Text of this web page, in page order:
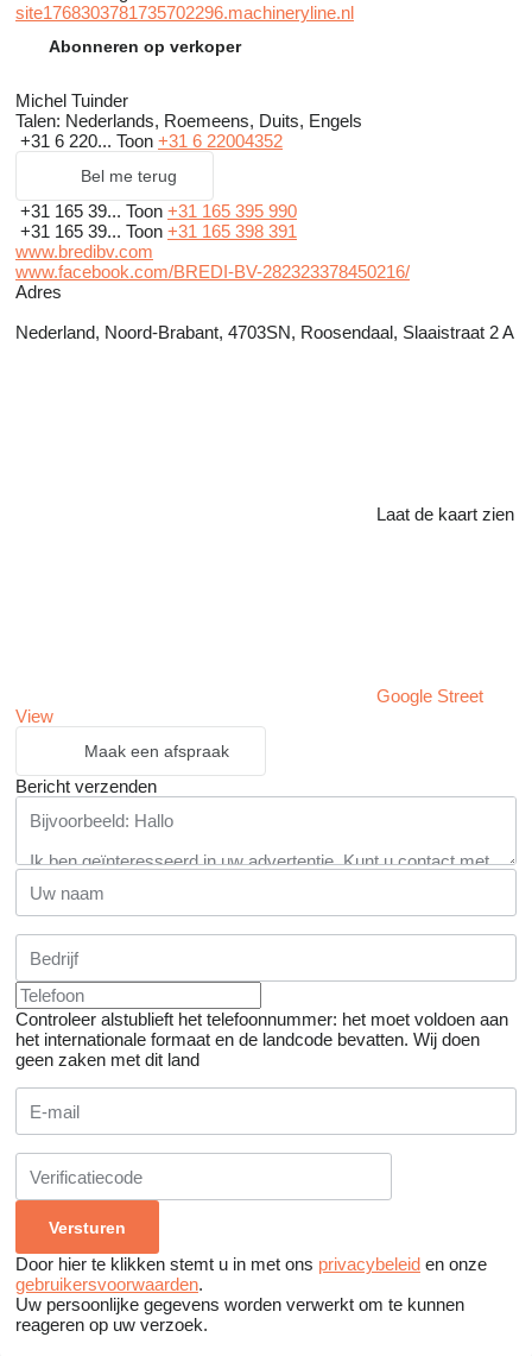
site1768303781735702296.machineryline.nl
Abonneren op verkoper
Michel Tuinder
Talen: Nederlands, Roemeens, Duits, Engels
+31 6 220... Toon +31 6 22004352
Bel me terug
+31 165 39... Toon +31 165 395 990
+31 165 39... Toon +31 165 398 391
www.bredibv.com
www.facebook.com/BREDI-BV-282323378450216/
Adres
Nederland, Noord-Brabant, 4703SN, Roosendaal, Slaaistraat 2 A
Laat de kaart zien
Google Street
View
Maak een afspraak
Bericht verzenden
Controleer alstublieft het telefoonnummer: het moet voldoen aan
het internationale formaat en de landcode bevatten. Wij doen
geen zaken met dit land
Door hier te klikken stemt u in met ons privacybeleid en onze
gebruikersvoorwaarden.
Uw persoonlijke gegevens worden verwerkt om te kunnen
reageren op uw verzoek.